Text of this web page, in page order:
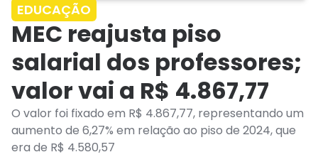
EDUCAÇÃO
MEC reajusta piso
salarial dos professores;
valor vai a R$ 4.867,77
O valor foi fixado em R$ 4.867,77, representando um
aumento de 6,27% em relação ao piso de 2024, que
era de R$ 4.580,57